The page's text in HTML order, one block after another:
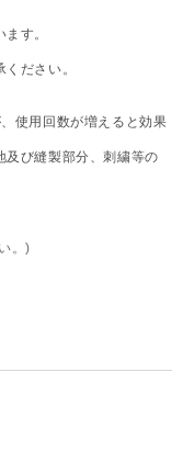
す。
ださい。
使用回数が増えると効果
及び縫製部分、刺繍等の
。)